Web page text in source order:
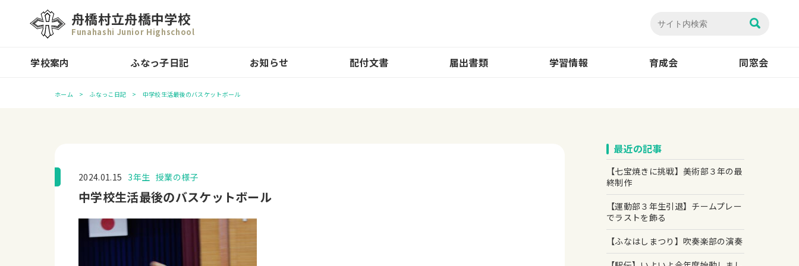
舟橋村立舟橋中学校
Funahashi Junior Highschool
学校案内 ふなっ子日記 お知らせ 配付文書 届出書類 学習情報 育成会 同窓会
ホーム ふなっこ日記 中学校生活最後のバスケットボール
2024.01.15 3年生 授業の様子
中学校生活最後のバスケットボール
最近の記事
【七宝焼きに挑戦】美術部３年の最
終制作
【運動部３年生引退】チームプレー
でラストを飾る
【ふなはしまつり】吹奏楽部の演奏